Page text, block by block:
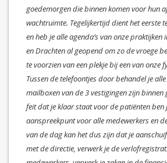
goedemorgen die binnen komen voor hun
wachtruimte. Tegelijkertijd dient het eerste
en heb je alle agenda’s van onze praktijken
en Drachten al geopend om zo de vroege
te voorzien van een plekje bij een van onze
Tussen de telefoontjes door behandel je
mailboxen van de 3 vestigingen zijn binnen
feit dat je klaar staat voor de patiënten ben
aanspreekpunt voor alle medewerkers en
van de dag kan het dus zijn dat je
met de directie, verwerk je de